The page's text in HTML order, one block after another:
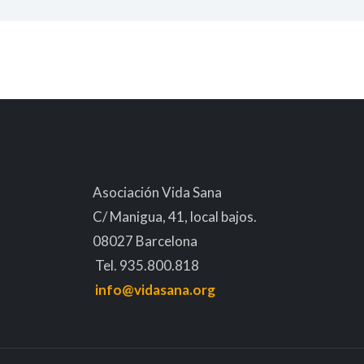
Asociación Vida Sana
C/ Manigua, 41, local bajos.
08027 Barcelona
Tel. 935.800.818
info@vidasana.org